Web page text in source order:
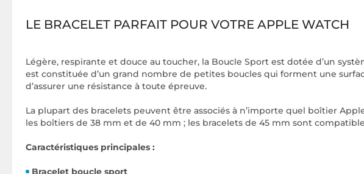
LE BRACELET PARFAIT POUR VOTRE APPLE WATCH
Légère, respirante et douce au toucher, la Boucle Sport est dotée d’un
est constituée d’un grand nombre de petites boucles qui forment une
d’assurer une résistance à toute épreuve.
La plupart des bracelets peuvent être associés à n’importe quel boîtier
les boîtiers de 38 mm et de 40 mm ; les bracelets de 45 mm sont
Caractéristiques principales :
Bracelet boucle sport